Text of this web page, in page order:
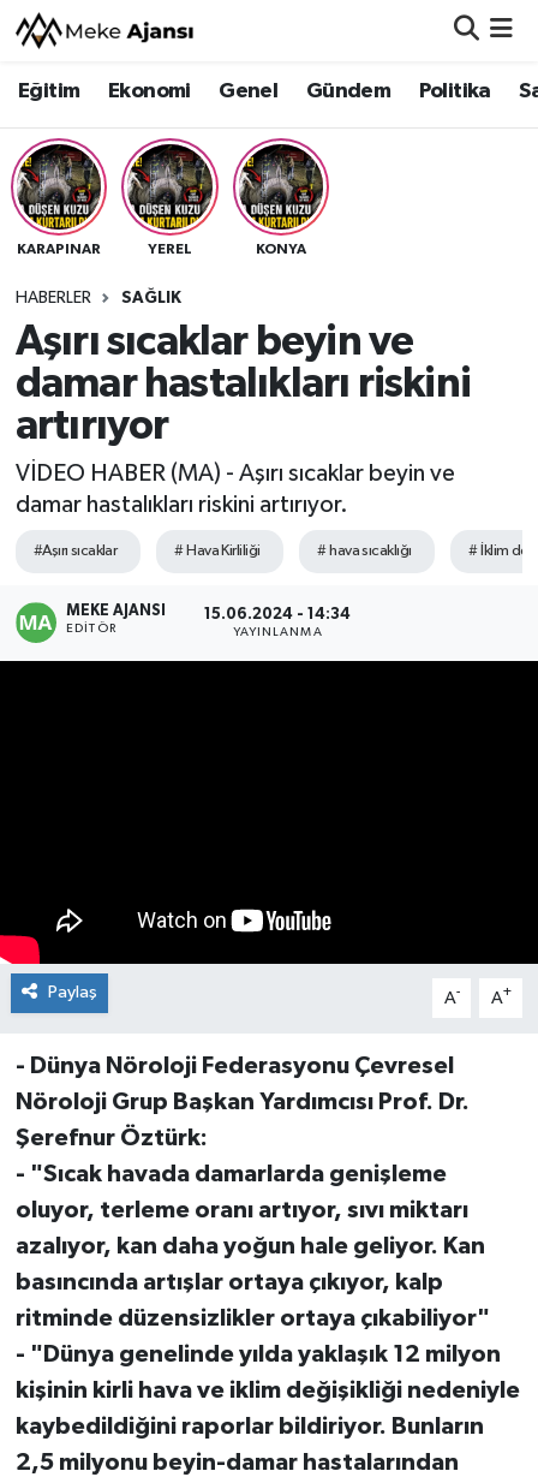
Eğitim Ekonomi Genel Gündem Politika
KARAPINAR YEREL KONYA
HABERLER SAĞLIK
Aşırı sıcaklar beyin ve
damar hastalıkları riskini
artırıyor
VİDEO HABER (MA) - Aşırı sıcaklar beyin ve
damar hastalıkları riskini artırıyor.
#Aşırı sıcaklar # Hava Kirliliği # hava sıcaklığı # İklim
MEKE AJANSI
EDITÖR
15.06.2024 - 14:34
YAYINLANMA
Paylaş A- A+
- Dünya Nöroloji Federasyonu Çevresel
Nöroloji Grup Başkan Yardımcısı Prof. Dr.
Şerefnur Öztürk:
- "Sıcak havada damarlarda genişleme
oluyor, terleme oranı artıyor, sıvı miktarı
azalıyor, kan daha yoğun hale geliyor. Kan
basıncında artışlar ortaya çıkıyor, kalp
ritminde düzensizlikler ortaya çıkabiliyor"
- "Dünya genelinde yılda yaklaşık 12 milyon
kişinin kirli hava ve iklim değişikliği nedeniyle
kaybedildiğini raporlar bildiriyor. Bunların
2,5 milyonu beyin-damar hastalarından
Eğitim
Ekonomi
Genel
Politika
Sağlık
Nöbetçi Eczaneler
Hava Durumu
Namaz Vakitleri
Süper Lig Puan Durumu ve Fikstür
Tüm Manşetler
Son Dakika Haberleri